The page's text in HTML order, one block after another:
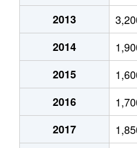
西宮下
2,100万
西宮下
1,100万
大字原市
1,200万
原新町
1,900万
二ツ宮
1,500万
2013
2014
2015
2016
2017